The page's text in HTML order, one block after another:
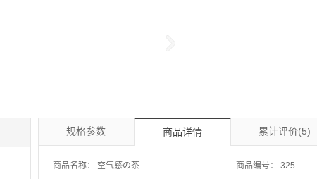
规格参数 商品详情 累计评价(5)
商品名称： 空气感の茶 商品编号： 325